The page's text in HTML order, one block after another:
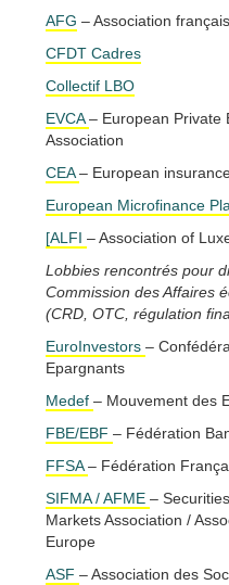
AFG – Association
CFDT Cadres
Collectif LBO
EVCA– European Private
Association
CEA– European
European Microfinance
[ALFI – Association of
Lobbies rencontrés pour
Commission des Affaires
(CRD, OTC, régulation
EuroInvestors –
Epargnants
Medef – Mouvement des
FBE/EBF – Fédération
FFSA– Fédération
SIFMA / AFME –
Markets Association /
Europe
ASF – Association des